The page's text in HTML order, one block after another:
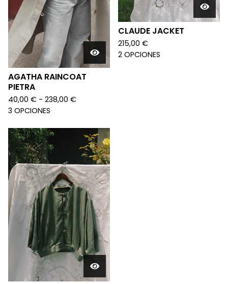
AGATHA RAINCOAT
PIETRA
40,00 € - 238,00 €
3 OPCIONES
CLAUDE JACKET
215,00 €
2 OPCIONES